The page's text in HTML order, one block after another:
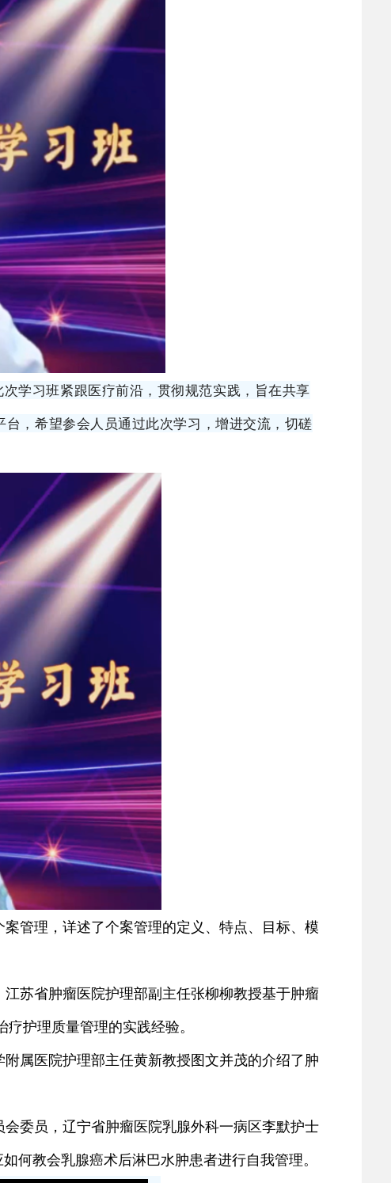
学习班紧跟医疗前沿，贯彻规范实践，旨在共享
台，希望参会人员通过此次学习，增进交流，切磋
管理，详述了个案管理的定义、特点、目标、模
苏省肿瘤医院护理部副主任张柳柳教授基于肿瘤
护理质量管理的实践经验。
属医院护理部主任黄新教授图文并茂的介绍了肿
委员，辽宁省肿瘤医院乳腺外科一病区李默护士
何教会乳腺癌术后淋巴水肿患者进行自我管理。